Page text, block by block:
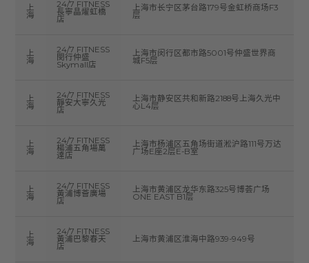
上
海
24/7 FITNESS
長寧晶燿虹橋
店
上海市长宁区茅台路179号金虹桥商场F3
层
上
海
24/7 FITNESS
閔行仲盛
Skymall店
上海市闵行区都市路5001号仲盛世界商
城F5层
上
海
24/7 FITNESS
靜安大寧久光
店
上海市静安区共和新路2188号上海久光中
心L4层
上
海
24/7 FITNESS
楊浦五角場萬
達店
上海市杨浦区五角场街道淞沪路111号万达
广场E座2层E-B室
上
海
24/7 FITNESS
黃浦博薈廣場
店
上海市黄浦区龙华东路325号博荟广场
ONE EAST B1层
上
海
24/7 FITNESS
黃浦巴黎春天
店
上海市黄浦区淮海中路939-949号